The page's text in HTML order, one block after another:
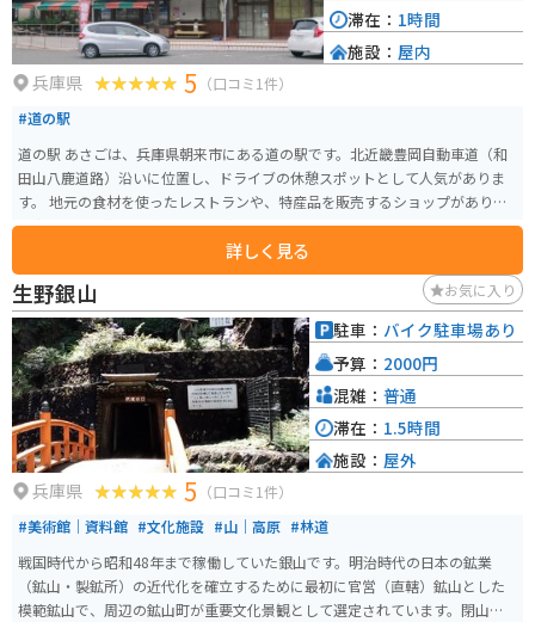
兵庫県 5 （口コミ1件）
#道の駅
道の駅 あさごは、兵庫県朝来市にある道の駅です。北近畿豊岡自動車道（和
田山八鹿道路）沿いに位置し、ドライブの休憩スポットとして人気がありま
す。 地元の食材を使ったレストランや、特産品を販売するショップがあり、
食事やお土産選びを楽しむことができます。地元産の野菜や果物はもちろ
ん、但馬牛を使ったコロッケや、朝来産のそばを使ったそばがきなど、ご当
地グルメも充実しています。バイクで訪れる場合は、駐車場も広々としてい
るので安心です。 道の駅 あさごの周辺には、竹田城跡や生野銀山など、観光
スポットも点在しています。歴史を感じられるスポットが多いので、歴史好
きの方にもおすすめです。
詳しく見る
滞在： 1時間
施設： 屋内
生野銀山 お気に入り
兵庫県 5 （口コミ1件）
#美術館｜資料館 #文化施設 #山｜高原 #林道
戦国時代から昭和48年まで稼働していた銀山です。明治時代の日本の鉱業
（鉱山・製鉱所）の近代化を確立するために最初に官営（直轄）鉱山とした
模範鉱山で、周辺の鉱山町が重要文化景観として選定されています。閉山後
駐車： バイク駐車場あり
予算： 2000円
混雑： 普通
滞在： 1.5時間
施設： 屋外